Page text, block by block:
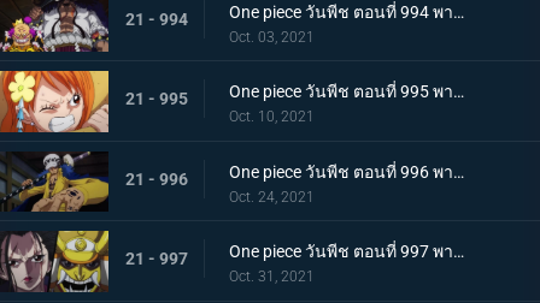
21 - 994 One piece วันพีช ตอนที่ 994 พากย์ไทย ปลอกดาบแดงดวลกันตัวต่อตัว คิคุโนะโจ ปะทะ คันจูโร่
Oct. 03, 2021
21 - 995 One piece วันพีช ตอนที่ 995 พากย์ไทย จู่โจมปณิธานของโอเด้งที่สืบทอดมา
Oct. 10, 2021
21 - 996 One piece วันพีช ตอนที่ 996 พากย์ไทย โอนิกาชิมะสั่นสะเทือน ลูฟี่เริ่มสงครามเต็มรูปแบบ
Oct. 24, 2021
21 - 997 One piece วันพีช ตอนที่ 997 พากย์ไทย การต่อสู้ใต้แสงจันทร์ นักรบคลั่ง ซูลอง
Oct. 31, 2021